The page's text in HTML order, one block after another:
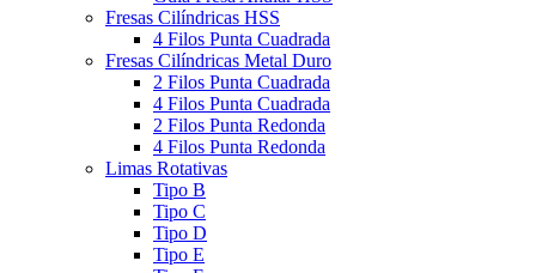
Fresas Cilíndricas HSS
4 Filos Punta Cuadrada
Fresas Cilíndricas Metal Duro
2 Filos Punta Cuadrada
4 Filos Punta Cuadrada
2 Filos Punta Redonda
4 Filos Punta Redonda
Limas Rotativas
Tipo B
Tipo C
Tipo D
Tipo E